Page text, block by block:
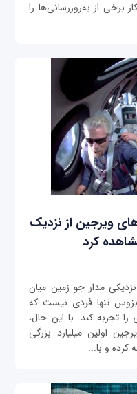
برخی از به‌روزرسانی‌ها را
ویرجین از نزدیک
کرد
مدار جو زمین میان
تنها فردی نیست که
میلیون دلاری را تجربه کند. با این حال،
اولین میلیارد بزرگی
کرده و با...